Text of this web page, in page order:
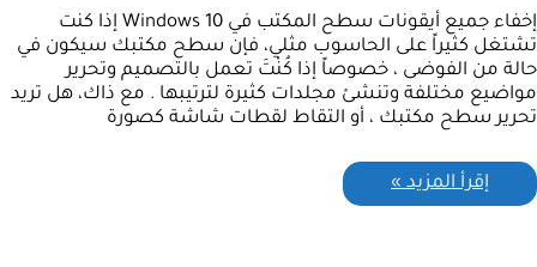
إخفاء جميع أيقونات سطح المكتب في Windows 10 إذا كنت
تشتغل كثيراً على الحاسوب مثلي، فإن سطح مكتبك سيكون في
حالة من الفوضى ، خصوصاً إذا كُنْتَ تعمل بالتصميم وتحرير
مواضيع مختلفة وتنشئ مجلدات كثيرة لترتيبها . مع ذاك، هل تريد
تحرير سطح مكتبك ، أو التقاط لقطات شاشة كصورة
إقرأ المزيد »